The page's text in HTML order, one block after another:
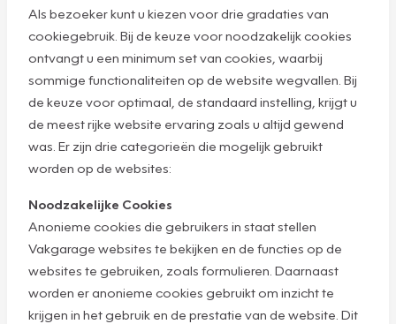
Als bezoeker kunt u kiezen voor drie gradaties van
cookiegebruik. Bij de keuze voor noodzakelijk cookies
ontvangt u een minimum set van cookies, waarbij
sommige functionaliteiten op de website wegvallen. Bij
de keuze voor optimaal, de standaard instelling, krijgt u
de meest rijke website ervaring zoals u altijd gewend
was. Er zijn drie categorieën die mogelijk gebruikt
worden op de websites:
Noodzakelijke Cookies
Anonieme cookies die gebruikers in staat stellen
Vakgarage websites te bekijken en de functies op de
websites te gebruiken, zoals formulieren. Daarnaast
worden er anonieme cookies gebruikt om inzicht te
krijgen in het gebruik en de prestatie van de website. Dit